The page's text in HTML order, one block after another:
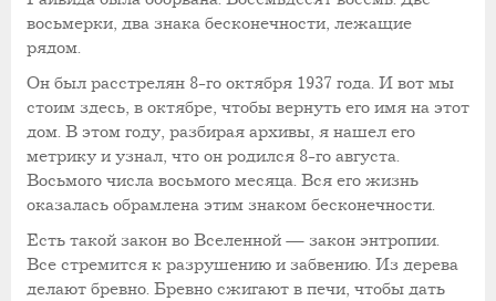
восьмерки, два знака бесконечности, лежащие
рядом.
Он был расстрелян 8-го октября 1937 года. И вот мы
стоим здесь, в октябре, чтобы вернуть его имя на этот
дом. В этом году, разбирая архивы, я нашел его
метрику и узнал, что он родился 8-го августа.
Восьмого числа восьмого месяца. Вся его жизнь
оказалась обрамлена этим знаком бесконечности.
Есть такой закон во Вселенной — закон энтропии.
Все стремится к разрушению и забвению. Из дерева
делают бревно. Бревно сжигают в печи, чтобы дать